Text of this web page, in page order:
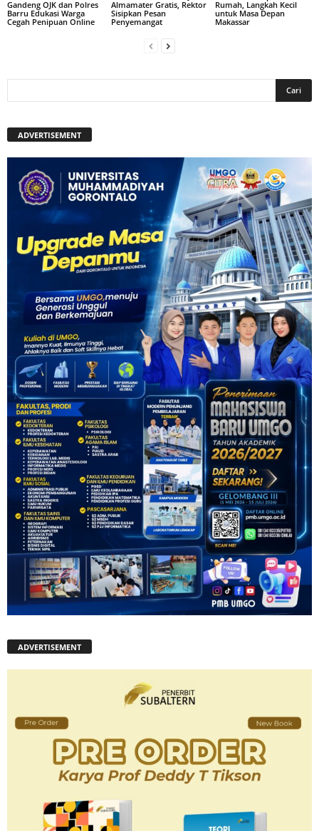
Gandeng OJK dan Polres
Barru Edukasi Warga
Cegah Penipuan Online
Almamater Gratis, Rektor
Sisipkan Pesan
Penyemangat
Rumah, Langkah Kecil
untuk Masa Depan
Makassar
ADVERTISEMENT
ADVERTISEMENT